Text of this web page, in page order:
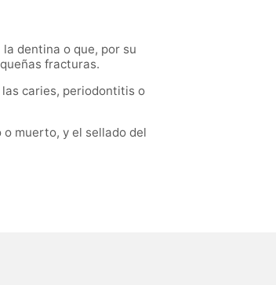
dentina o que, por su
fracturas.
caries, periodontitis o
muerto, y el sellado del